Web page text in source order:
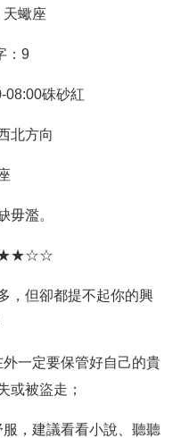
蠍座
：9
08:00硃砂紅
北方向
毋濫。
，但卻都提不起你的興
一定要保管好自己的貴
或被盜走；
，建議看看小說、聽聽